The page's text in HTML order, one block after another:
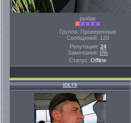
рыбак
Группа: Проверенные
Сообщений: 120
Репутация: 24
Замечания: 0%
Статус: Offline
IDL79